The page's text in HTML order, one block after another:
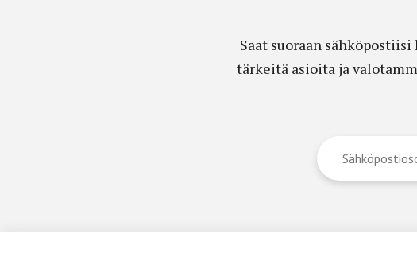
Saat suoraan
tärkeitä asioita ja